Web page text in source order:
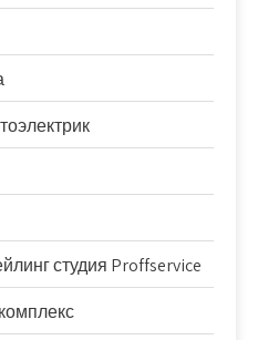
студия Proffservice